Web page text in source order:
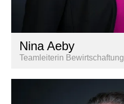
Nina Aeby
Teamleiterin Bewirtschaftung